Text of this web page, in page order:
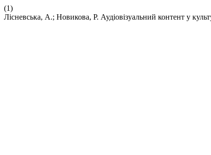
(1)
Лісневська, А.; Новикова, Р. Аудіовізуальний контент у